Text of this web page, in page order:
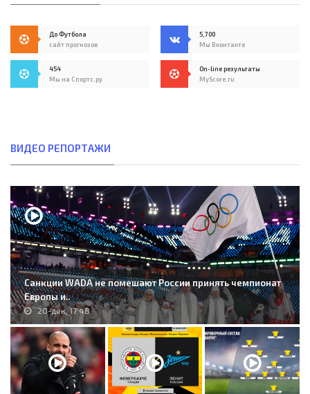
До Футбола
сайт прогнозов
5,700
Мы Вконтакте
454
Мы на Спортс.ру
On-line результаты
MyScore.ru
ВИДЕО РЕПОРТАЖИ
Санкции WADA не помешают России принять чемпионат
Европы и..
20-дек, 17:48